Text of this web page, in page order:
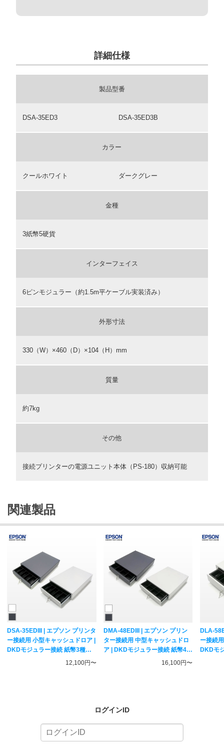
詳細仕様
製品型番
DSA-35ED3 DSA-35ED3B
カラー
クールホワイト ダークグレー
金種
3紙幣5硬貨
インターフェイス
6ピンモジュラー（約1.5m平ケーブル実装済み）
外形寸法
330（W）×460（D）×104（H）mm
質量
約7kg
その他
接続プリンターの電源ユニット本体（PS-180）収納可能
関連製品
DSA-35EDIII | エプソン プリンタ
ー接続用 小型キャッシュドロア |
DKDモジュラー接続 紙幣3種・
12,100円〜
DMA-48EDIII | エプソン プリン
ター接続用 中型キャッシュドロ
ア | DKDモジュラー接続 紙幣4
16,100円〜
DLA-
ー接続
DKDモ
ログインID